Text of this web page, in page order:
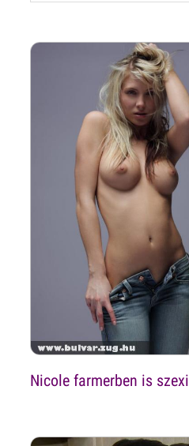
Nicole farmerben is szexi